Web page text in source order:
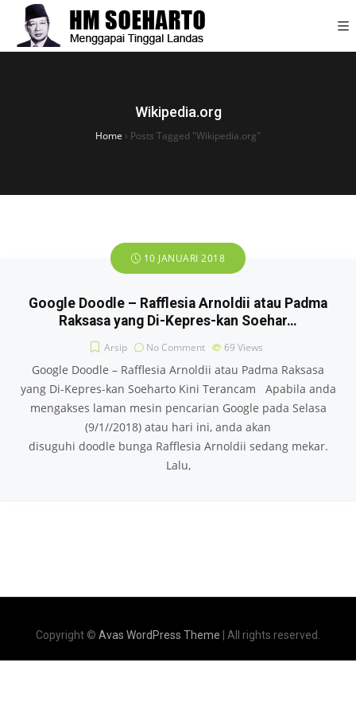
Wikipedia.org
Home › Posts Tagged "Wikipedia.org"
10 JANUARI 2018
Google Doodle – Rafflesia Arnoldii atau Padma
Raksasa yang Di-Kepres-kan Soehar…
Arsip No Comment 69 Views
Google Doodle – Rafflesia Arnoldii atau Padma Raksasa
yang Di-Kepres-kan Soeharto Kini Terancam Apabila anda
mengakses laman mesin pencarian Google pada Selasa
(9/1//2018) atau hari ini, anda akan
disuguhi doodle bunga Rafflesia Arnoldii sedang mekar.
Lalu,
Copyright © Avas WordPress Theme | All rights reserved.